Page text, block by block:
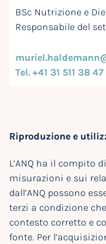
BSc Nutrizione e
Responsabile del
Tel. +41 31 511 38 47
Riproduzione e
L’ANQ ha il compito
misurazioni e sui
dall’ANQ possono
terzi a condizione
contesto corretto e
fonte. Per